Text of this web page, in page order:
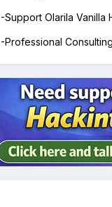
-Support Olarila Vanilla
-Professional